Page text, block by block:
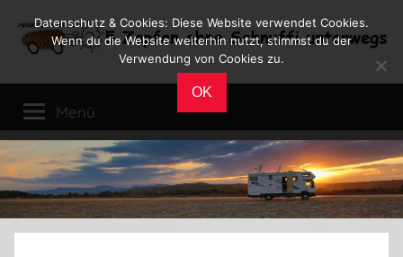
Inhalt
Reiseblog
Leben
im
Wohnmobil
Menü
Datenschutz & Cookies: Diese Website verwendet Cookies.
Wenn du die Website weiterhin nutzt, stimmst du der
Verwendung von Cookies zu.
OK